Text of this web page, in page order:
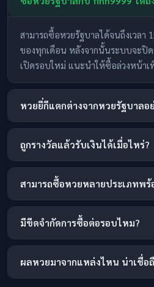
สามารถซื้อหวยรัฐบาลได้จนถึงเวลา
ของทุกเดือน หลังจากนั้นระบบจะปิด
เปิดรอบใหม่ แนะนำให้ซื้อล่วงหน้า
หวยยี่กีแตกต่างจากหวยรัฐบาลอ
ถูกรางวัลแล้วรับเงินได้เมื่อไหร่?
สามารถซื้อหวยหลายประเภทพ
มีขีดจำกัดการซื้อต่อรอบไหม?
ผลหวยมาจากแหล่งไหน น่าเชื่อ